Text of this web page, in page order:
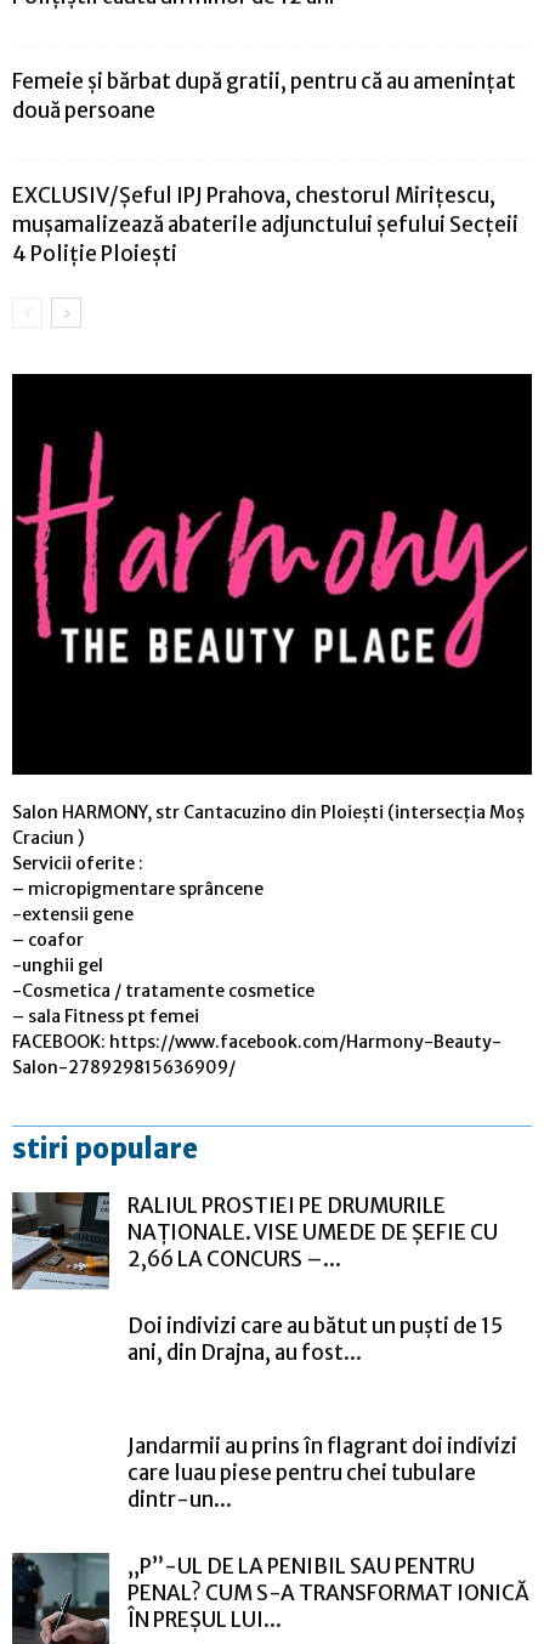
Femeie și bărbat după gratii, pentru că au amenințat
două persoane
EXCLUSIV/Șeful IPJ Prahova, chestorul Mirițescu,
mușamalizează abaterile adjunctului șefului Secțeii
4 Poliție Ploiești
Salon HARMONY, str Cantacuzino din Ploiești (intersecția Moș
Craciun )
Servicii oferite :
– micropigmentare sprâncene
-extensii gene
– coafor
-unghii gel
-Cosmetica / tratamente cosmetice
– sala Fitness pt femei
FACEBOOK: https://www.facebook.com/Harmony-Beauty-
Salon-278929815636909/
stiri populare
RALIUL PROSTIEI PE DRUMURILE
NAȚIONALE. VISE UMEDE DE ȘEFIE CU
2,66 LA CONCURS –...
Doi indivizi care au bătut un puști de 15
ani, din Drajna, au fost...
Jandarmii au prins în flagrant doi indivizi
care luau piese pentru chei tubulare
dintr-un...
„P”-UL DE LA PENIBIL SAU PENTRU
PENAL? CUM S-A TRANSFORMAT IONICĂ
ÎN PREȘUL LUI...